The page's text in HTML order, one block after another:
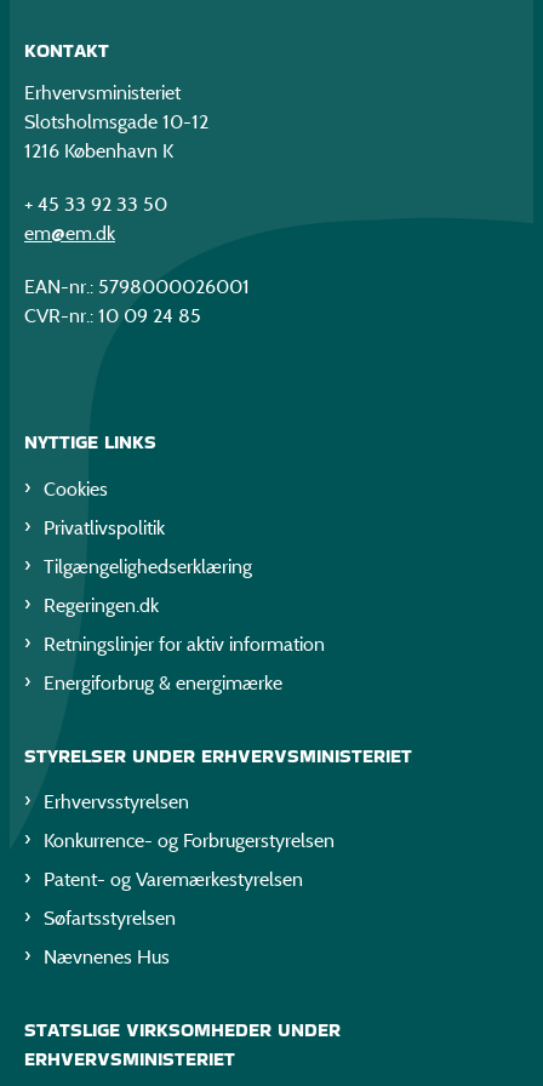
KONTAKT
Erhvervsministeriet
Slotsholmsgade 10-12
1216 København K
+ 45 33 92 33 50
em@em.dk
EAN-nr.: 5798000026001
CVR-nr.: 10 09 24 85
NYTTIGE LINKS
Cookies
Privatlivspolitik
Tilgængelighedserklæring
Regeringen.dk
Retningslinjer for aktiv information
Energiforbrug & energimærke
STYRELSER UNDER ERHVERVSMINISTERIET
Erhvervsstyrelsen
Konkurrence- og Forbrugerstyrelsen
Patent- og Varemærkestyrelsen
Søfartsstyrelsen
Nævnenes Hus
STATSLIGE VIRKSOMHEDER UNDER
ERHVERVSMINISTERIET